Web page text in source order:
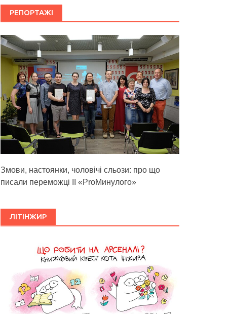
РЕПОРТАЖІ
Змови, настоянки, чоловічі сльози: про що
писали переможці ІІ «ProМинулого»
ЛІТІНЖИР